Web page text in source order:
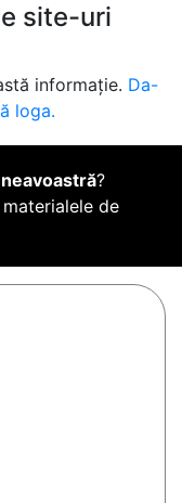
site-uri
informație. Da-
loga.
?
de